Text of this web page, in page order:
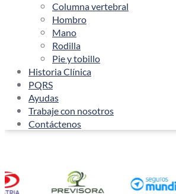
Columna vertebral
Hombro
Mano
Rodilla
Pie y tobillo
Historia Clínica
PQRS
Ayudas
Trabaje con nosotros
Contáctenos